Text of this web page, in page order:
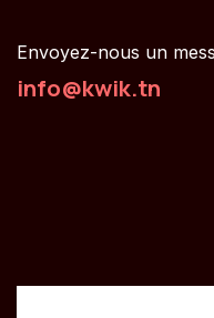
Envoyez-nous un
info@kwik.tn